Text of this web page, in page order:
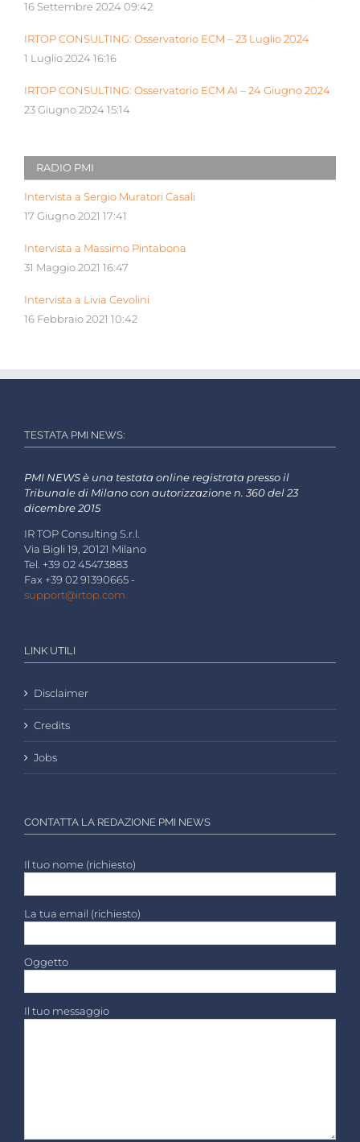
16 Settembre 2024 09:42
IRTOP CONSULTING: Osservatorio ECM – 23 Luglio 2024
1 Luglio 2024 16:16
IRTOP CONSULTING: Osservatorio ECM AI – 24 Giugno 2024
23 Giugno 2024 15:14
RADIO PMI
Intervista a Sergio Muratori Casali
17 Giugno 2021 17:41
Intervista a Massimo Pintabona
31 Maggio 2021 16:47
Intervista a Livia Cevolini
16 Febbraio 2021 10:42
TESTATA PMI NEWS:
PMI NEWS è una testata online registrata presso il
Tribunale di Milano con autorizzazione n. 360 del 23
dicembre 2015
IR TOP Consulting S.r.l.
Via Bigli 19, 20121 Milano
Tel. +39 02 45473883
Fax +39 02 91390665 -
support@irtop.com
LINK UTILI
Disclaimer
Credits
Jobs
CONTATTA LA REDAZIONE PMI NEWS
Il tuo nome (richiesto)
La tua email (richiesto)
Oggetto
Il tuo messaggio